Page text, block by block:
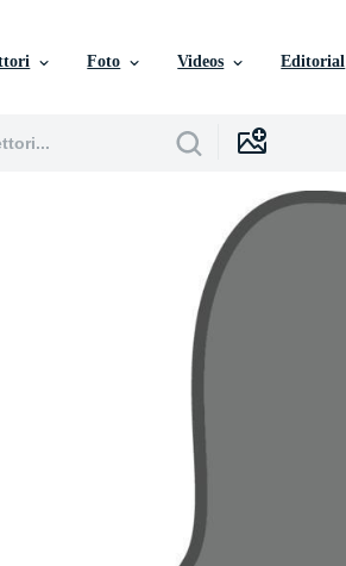
Foto Videos Editorial